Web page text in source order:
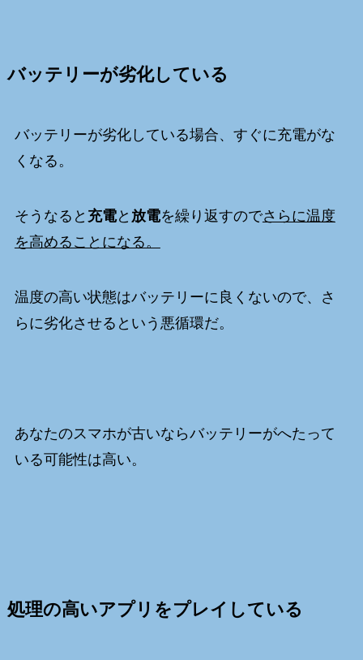
バッテリーが劣化している
バッテリーが劣化している場合、すぐに充電がな
くなる。
そうなると 充電と 放電を繰り返すのでさらに温度
を高めることになる。
温度の高い状態はバッテリーに良くないので、さ
らに劣化させるという悪循環だ。
あなたのスマホが古いならバッテリーがへたって
いる可能性は高い。
処理の高いアプリをプレイしている